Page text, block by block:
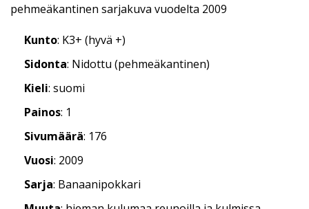
pehmeäkantinen sarjakuva vuodelta 2009
Kunto: K3+ (hyvä +)
Sidonta: Nidottu (pehmeäkantinen)
Kieli: suomi
Painos: 1
Sivumäärä: 176
Vuosi: 2009
Sarja: Banaanipokkari